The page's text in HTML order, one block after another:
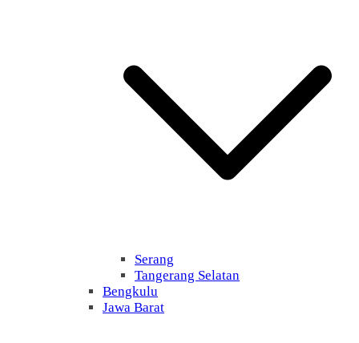
Serang
Tangerang Selatan
Bengkulu
Jawa Barat